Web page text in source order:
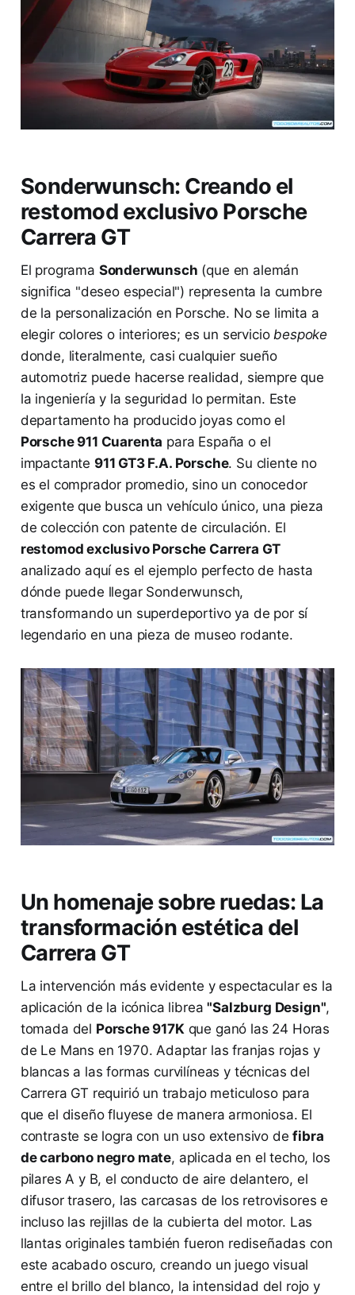
Sonderwunsch: Creando el
restomod exclusivo Porsche
Carrera GT
El programa Sonderwunsch (que en alemán
significa "deseo especial") representa la cumbre
de la personalización en Porsche. No se limita a
elegir colores o interiores; es un servicio bespoke
donde, literalmente, casi cualquier sueño
automotriz puede hacerse realidad, siempre que
la ingeniería y la seguridad lo permitan. Este
departamento ha producido joyas como el
Porsche 911 Cuarenta para España o el
impactante 911 GT3 F.A. Porsche. Su cliente no
es el comprador promedio, sino un conocedor
exigente que busca un vehículo único, una pieza
de colección con patente de circulación. El
restomod exclusivo Porsche Carrera GT
analizado aquí es el ejemplo perfecto de hasta
dónde puede llegar Sonderwunsch,
transformando un superdeportivo ya de por sí
legendario en una pieza de museo rodante.
Un homenaje sobre ruedas: La
transformación estética del
Carrera GT
La intervención más evidente y espectacular es la
aplicación de la icónica librea"Salzburg Design",
tomada del Porsche 917Kque ganó las 24 Horas
de Le Mans en 1970. Adaptar las franjas rojas y
blancas a las formas curvilíneas y técnicas del
Carrera GT requirió un trabajo meticuloso para
que el diseño fluyese de manera armoniosa. El
contraste se logra con un uso extensivo defibra
de carbono negro mate, aplicada en el techo, los
pilares A y B, el conducto de aire delantero, el
difusor trasero, las carcasas de los retrovisores e
incluso las rejillas de la cubierta del motor. Las
llantas originales también fueron rediseñadas con
este acabado oscuro, creando un juego visual
entre el brillo del blanco, la intensidad del rojo y